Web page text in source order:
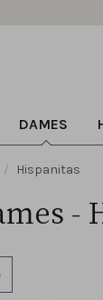
DAMES
Hispanitas
-